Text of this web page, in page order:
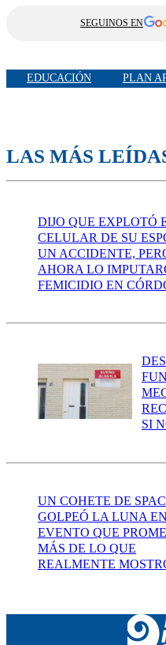
SEGUINOS EN
EDUCACIÓN PLAN
LAS MÁS
DIJO QUE EXPLOTÓ
CELULAR DE SU
UN ACCIDENTE,
AHORA LO
FEMICIDIO EN
SI
UN COHETE DE
GOLPEÓ LA LUNA
EVENTO QUE
MÁS DE LO QUE
REALMENTE